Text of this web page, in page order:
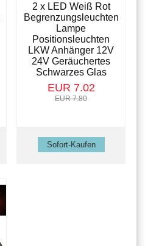
2 x LED Weiß Rot
Begrenzungsleuchten
Lampe
Positionsleuchten
LKW Anhänger 12V
24V Geräuchertes
Schwarzes Glas
EUR 7.02
EUR 7.80